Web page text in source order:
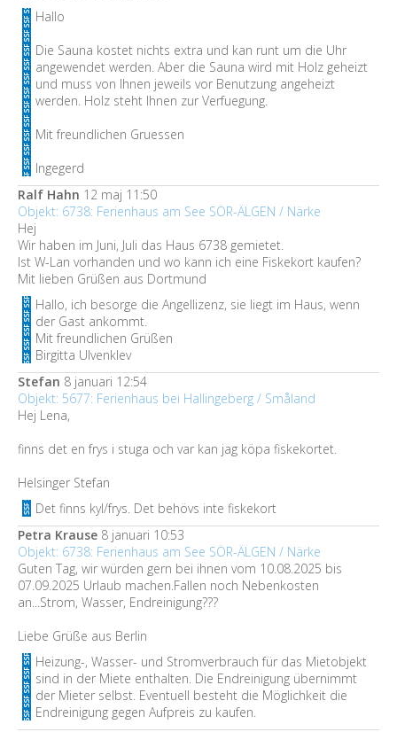
Hallo
Die Sauna kostet nichts extra und kan runt um die Uhr
angewendet werden. Aber die Sauna wird mit Holz geheizt
und muss von Ihnen jeweils vor Benutzung angeheizt
werden. Holz steht Ihnen zur Verfuegung.
Mit freundlichen Gruessen
Ingegerd
Ralf Hahn 12 maj 11:50
Objekt: 6738: Ferienhaus am See SÖR-ÄLGEN / Närke
Hej
Wir haben im Juni, Juli das Haus 6738 gemietet.
Ist W-Lan vorhanden und wo kann ich eine Fiskekort kaufen?
Mit lieben Grüßen aus Dortmund
Hallo, ich besorge die Angellizenz, sie liegt im Haus, wenn
der Gast ankommt.
Mit freundlichen Grüßen
Birgitta Ulvenklev
Stefan 8 januari 12:54
Objekt: 5677: Ferienhaus bei Hallingeberg / Småland
Hej Lena,
finns det en frys i stuga och var kan jag köpa fiskekortet.
Helsinger Stefan
Det finns kyl/frys. Det behövs inte fiskekort
Petra Krause 8 januari 10:53
Objekt: 6738: Ferienhaus am See SÖR-ÄLGEN / Närke
Guten Tag, wir würden gern bei ihnen vom 10.08.2025 bis
07.09.2025 Urlaub machen.Fallen noch Nebenkosten
an...Strom, Wasser, Endreinigung???
Liebe Grüße aus Berlin
Heizung-, Wasser- und Stromverbrauch für das Mietobjekt
sind in der Miete enthalten. Die Endreinigung übernimmt
der Mieter selbst. Eventuell besteht die Möglichkeit die
Endreinigung gegen Aufpreis zu kaufen.